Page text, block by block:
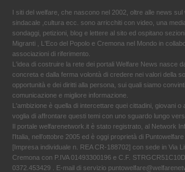
I siti del welfare, che nascono nel 2002, oltre alle news sul
sindacale ,cultura ecc. sono arricchiti con video, una
sondaggi, petizioni, blog e lettere al sito ed ospitano
Migranti , L'Eco del Popolo e Cremona nel Mondo in
associazioni di riferimento.
L'idea di costruire la rete dei portali Welfare News nasce
concreta e dalla ferma volontà di credere nei valori della
opportunità e dei diritti alla persona, sui quali siamo
comunicazione e migliore informazione.
L'ambizione è quella di intercettare quei cittadini, giovani o
voglia di affrontare questi temi con uno sguardo lungo
Il portale welfarenetwork.it è stato registrato, al Network
l'Italia, nell’ottobre 2005 ed è oggi proprietà di
[Impresa individuale n. REA CR-188702] con sede in Via
Cremona con P.IVA 01493300196 e C.F.
0372.453429 . E-mail di servizio